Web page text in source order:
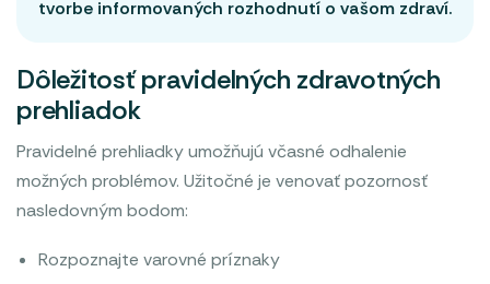
tvorbe informovaných rozhodnutí o vašom zdraví.
Dôležitosť pravidelných zdravotných
prehliadok
Pravidelné prehliadky umožňujú včasné odhalenie
možných problémov. Užitočné je venovať pozornosť
nasledovným bodom:
Rozpoznajte varovné príznaky